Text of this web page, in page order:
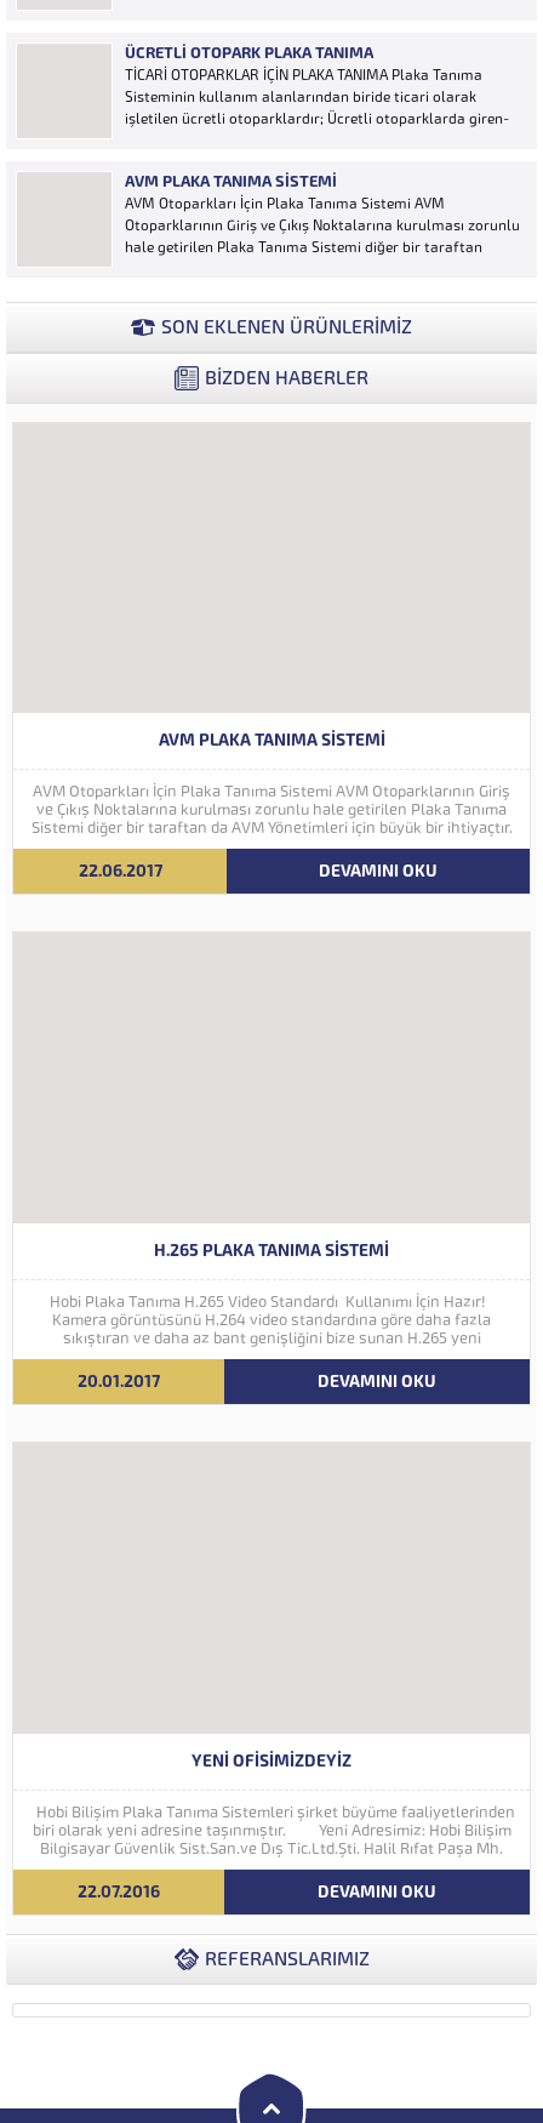
araçların Plakalarının tanımlanmasına yönelik geliştirilen
bir yazılımdır. Sistem karayolları şeritlerine yerleştirilen
kameralar sayesinde alınan...
ÜCRETLI OTOPARK PLAKA TANIMA
TİCARİ OTOPARKLAR İÇİN PLAKA TANIMA Plaka Tanıma
Sisteminin kullanım alanlarından biride ticari olarak
işletilen ücretli otoparklardır; Ücretli otoparklarda giren-
Ücretin otopark girişinde araç tipine göre peşin alınması
ya...
AVM PLAKA TANIMA SISTEMI
AVM Otoparkları İçin Plaka Tanıma Sistemi AVM
Otoparklarının Giriş ve Çıkış Noktalarına kurulması zorunlu
hale getirilen Plaka Tanıma Sistemi diğer bir taraftan
verilerle müşteri yoğunluk analizlerini çok ayrıntılı...
SON EKLENEN ÜRÜNLERİMİZ
BİZDEN HABERLER
AVM PLAKA TANIMA SISTEMI
AVM Otoparkları İçin Plaka Tanıma Sistemi AVM Otoparklarının Giriş
ve Çıkış Noktalarına kurulması zorunlu hale getirilen Plaka Tanıma
Sistemi diğer bir taraftan da AVM Yönetimleri için büyük bir ihtiyaçtır.
AVM Yönetimleri Plaka Tanıma Sisteminden elde edecekleri verilerle
müşteri yoğunluk analizlerini çok ayrıntılı...
22.06.2017 DEVAMINI OKU
H.265 PLAKA TANIMA SISTEMI
Hobi Plaka Tanıma H.265 Video Standardı Kullanımı İçin Hazır!
Kamera görüntüsünü H.264 video standardına göre daha fazla
sıkıştıran ve daha az bant genişliğini bize sunan H.265 yeni
nesil kodlama teknolojisi Hobi Plaka Tanıma Sistemine eklenmiştir.
İleriki yıllarda 4K ve...
20.01.2017 DEVAMINI OKU
YENI OFISIMIZDEYIZ
Hobi Bilişim Plaka Tanıma Sistemleri şirket büyüme faaliyetlerinden
biri olarak yeni adresine taşınmıştır. Yeni Adresimiz: Hobi Bilişim
Bilgisayar Güvenlik Sist.San.ve Dış Tic.Ltd.Şti. Halil Rıfat Paşa Mh.
Perpa Ticaret Merkezi A Blok Kat:5 No:71-73 (34384) Şişli...
22.07.2016 DEVAMINI OKU
REFERANSLARIMIZ